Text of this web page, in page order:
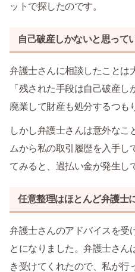
ットで探したのです。
自己破産しかないと思って
弁護士さんに相談したことは
「残された手段は自己破産し
廃業して財産も処分するつも
しかし弁護士さんは意外なこ
ムから私の取引履歴を入手し
てみると、過払い金が発生し
任意整理はほとんど弁護士
弁護士さんのアドバイスを受
とになりました。弁護士さん
き受けてくれたので、私が行